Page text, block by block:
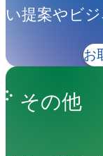
い提案やビ
お
その他